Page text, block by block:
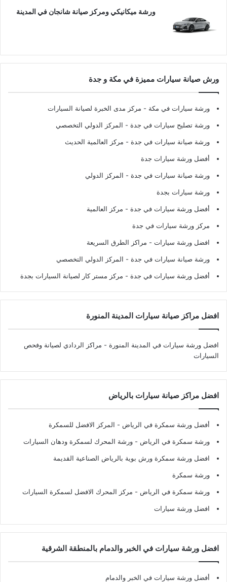
ورشة ميكانيكي ومركز صيانة شانجان في المدينة
ورش صيانة سيارات مميزة في مكة و جدة
ورشة سيارات في مكة - مركز مدى الخبرة لصيانة السيارات
ورشة تصليح سيارات في جدة - المركز الدولي التخصصي
ورشة صيانة سيارات في جدة - مركز العالمية الحديث
أفضل ورشة سيارات جدة
ورشة صيانة سيارات في جدة - المركز الدولي
ورشة سيارات بجدة
أفضل ورشة سيارات في جدة - مركز العالمية
مركز ورشة سيارات في جدة
افضل ورشة سيارات - مراكز الطرق السريعة
ورشة صيانة سيارات في جدة - المركز الدولي التخصصي
أفضل ورشة سيارات في جدة - مركز مستر كار لصيانة السيارات بجدة
افضل مراكز صيانة سيارات المدينة المنورة
افضل ورشة سيارات في المدينة المنورة - مراكز الردادي لصيانة وفحص
السيارات
افضل مراكز صيانة سيارات بالرياض
أفضل ورشة سمكرة في الرياض - المركز الافضل للسمكرة
ورشة سمكرة في الرياض - ورشة المحرك لسمكرة ودهان السيارات
افضل ورشة سمكرة ورش بوية بالرياض الصناعية القديمة
ورشة سمكرة
ورشة سمكرة في الرياض - مركز المحرك الافضل لسمكرة السيارات
افضل ورشة سيارات
افضل ورشة سيارات في الخبر والدمام بالمنطقة الشرقية
أفضل ورشة سيارات في الخبر والدمام